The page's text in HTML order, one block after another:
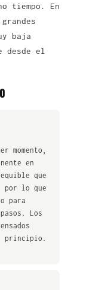
tiempo. En
baja
desde el
momento,
en
que
por lo que
para
Los
principio.